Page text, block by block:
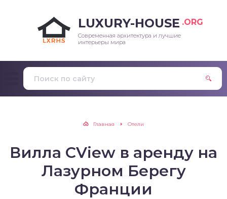
LUXURY-HOUSE .ORG
Современная архитектура и лучшие
интерьеры мира
Главная Отели
Вилла CView в аренду на
Лазурном Берегу
Франции